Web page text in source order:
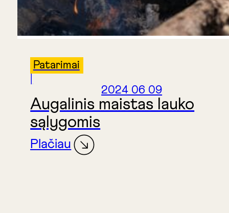
Patarimai
2024 06 09
Augalinis maistas lauko
sąlygomis
Plačiau